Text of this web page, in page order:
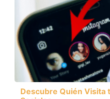
Descubre Quién Visita